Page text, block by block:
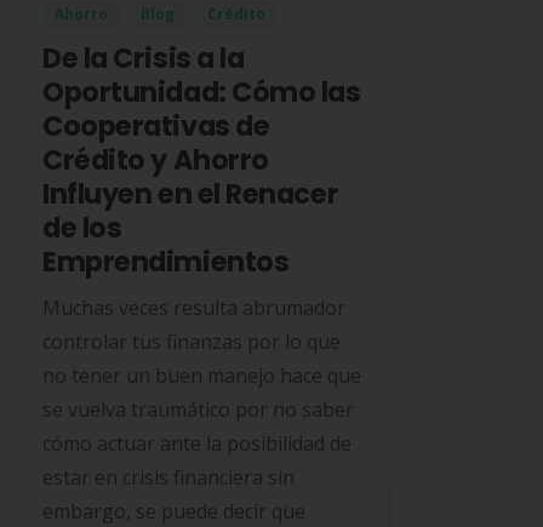
Ahorro Blog Crédito
De la Crisis a la
Oportunidad: Cómo las
Cooperativas de
Crédito y Ahorro
Influyen en el Renacer
de los
Emprendimientos
Muchas veces resulta abrumador
controlar tus finanzas por lo que
no tener un buen manejo hace que
se vuelva traumático por no saber
cómo actuar ante la posibilidad de
estar en crisis financiera sin
embargo, se puede decir que